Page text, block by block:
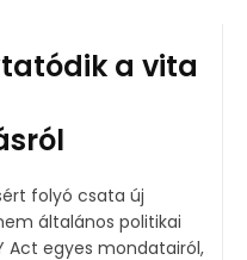
a vita
folyó csata új
általános politikai
Act egyes mondatairól,